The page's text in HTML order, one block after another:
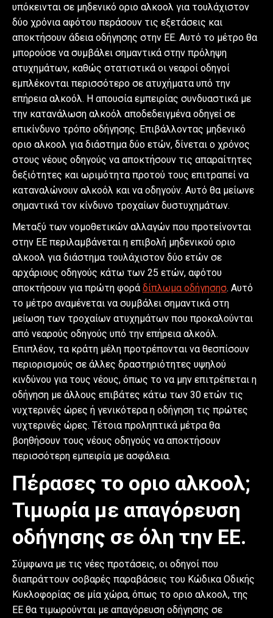
υπόκεινται σε μηδενικό οριο αλκοολ για τουλάχιστον
δύο χρόνια αφότου περάσουν τις εξετάσεις και
αποκτήσουν άδεια οδήγησης στην ΕΕ. Αυτό το μέτρο θα
μπορούσε να συμβάλει σημαντικά στην πρόληψη
ατυχημάτων, καθώς στατιστικά οι νεαροί οδηγοί
εμπλέκονται περισσότερο σε ατυχήματα υπό την
επήρεια αλκοόλ. Η απουσία εμπειρίας συνδυαστικά με
την κατανάλωση αλκοόλ αποδεδειγμένα οδηγεί σε
επικίνδυνο τρόπο οδήγησης. Επιβάλλοντας μηδενικό
οριο αλκοολ για διάστημα δύο ετών, δίνεται ο χρόνος
στους νέους οδηγούς να αποκτήσουν τις απαραίτητες
δεξιότητες και ωριμότητα προτού τους επιτραπεί να
καταναλώνουν αλκοόλ και να οδηγούν. Αυτό θα μείωνε
σημαντικά τον κίνδυνο τροχαίων δυστυχημάτων.
Μεταξύ των νομοθετικών αλλαγών που προτείνονται
στην ΕΕ περιλαμβάνεται η επιβολή μηδενικού οριο
αλκοολ για διάστημα τουλάχιστον δύο ετών σε
αρχάριους οδηγούς κάτω των 25 ετών, αφότου
αποκτήσουν για πρώτη φοράδίπλωμα οδήγησησ. Αυτό
το μέτρο αναμένεται να συμβάλει σημαντικά στη
μείωση των τροχαίων ατυχημάτων που προκαλούνται
από νεαρούς οδηγούς υπό την επήρεια αλκοόλ.
Επιπλέον, τα κράτη μέλη προτρέπονται να θεσπίσουν
περιορισμούς σε άλλες δραστηριότητες υψηλού
κινδύνου για τους νέους, όπως το να μην επιτρέπεται η
οδήγηση με άλλους επιβάτες κάτω των 30 ετών τις
νυχτερινές ώρες ή γενικότερα η οδήγηση τις πρώτες
νυχτερινές ώρες. Τέτοια προληπτικά μέτρα θα
βοηθήσουν τους νέους οδηγούς να αποκτήσουν
περισσότερη εμπειρία με ασφάλεια.
Πέρασες το οριο αλκοολ;
Τιμωρία με απαγόρευση
οδήγησης σε όλη την ΕΕ.
Σύμφωνα με τις νέες προτάσεις, οι οδηγοί που
διαπράττουν σοβαρές παραβάσεις του Κώδικα Οδικής
Κυκλοφορίας σε μία χώρα, όπως το οριο αλκοολ, της
ΕΕ θα τιμωρούνται με απαγόρευση οδήγησης σε